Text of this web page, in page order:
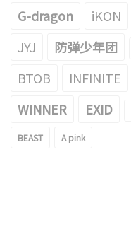
G-dragon iKON
JYJ 防弹少年团
BTOB INFINITE
WINNER
EXID
BEAST A pink